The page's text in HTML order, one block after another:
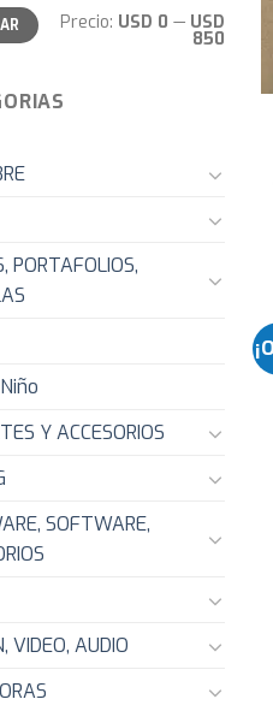
Precio: USD 0 — USD
850
PORTAFOLIOS,
Y ACCESORIOS
SOFTWARE,
VIDEO, AUDIO